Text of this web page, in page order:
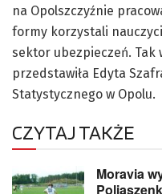
na Opolszczyźnie
formy korzystali
sektor ubezpieczeń. Tak
przedstawiła Edyta
Statystycznego w Opolu.
CZYTAJ TAKŻE
Moravia